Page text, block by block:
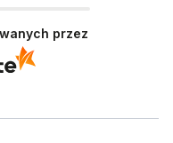
To dla nas
że będzie
Zapraszamy
przez